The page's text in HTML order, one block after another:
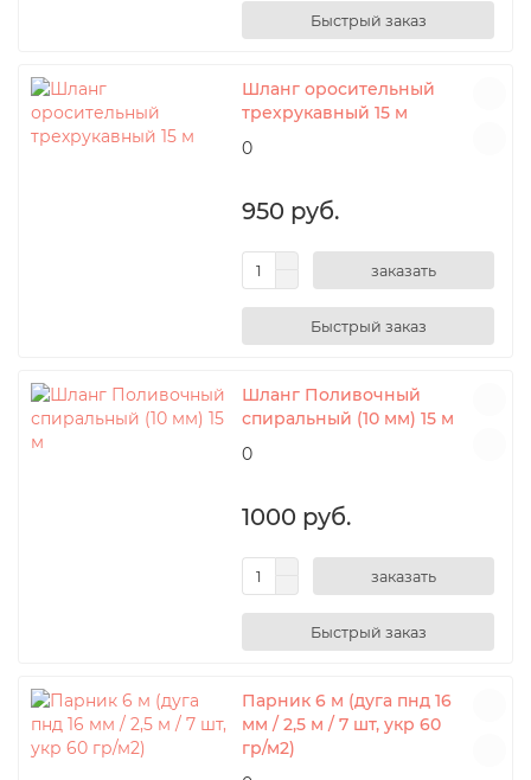
Шланг оросительный
трехрукавный 15 м
0
950 руб.
заказать
Шланг Поливочный
спиральный (10 мм) 15 м
0
1000 руб.
заказать
Парник 6 м (дуга пнд 16
мм / 2,5 м / 7 шт, укр 60
гр/м2)